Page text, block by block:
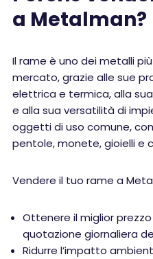
a Metalman?
Il rame è uno dei metalli
mercato, grazie alle sue
elettrica e termica, alla
e alla sua versatilità di
oggetti di uso comune,
pentole, monete, gioielli e
Vendere il tuo rame a
Ottenere il miglior
quotazione giornaliera
Ridurre l’impatto